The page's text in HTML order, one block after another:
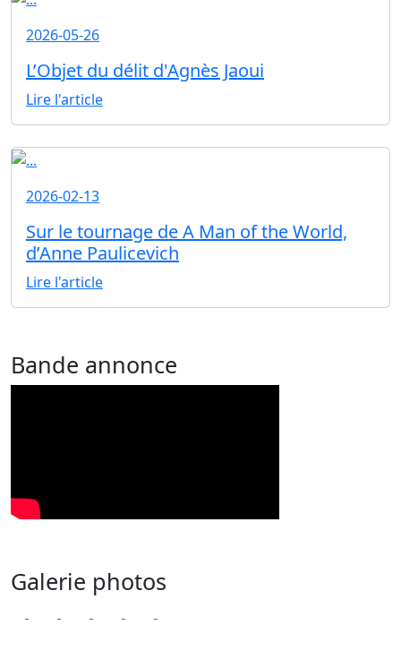
2026-05-26
L’Objet du délit d'Agnès Jaoui
Lire l'article
2026-02-13
Sur le tournage de A Man of the World,
d’Anne Paulicevich
Lire l'article
Bande annonce
Galerie photos